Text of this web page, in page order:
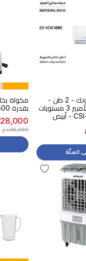
سبلت جداري شونك - 2 طن -
أنفيرتر - تحكم بالأمبير 3 مستويات
السلّة
بقدرة 1500 واط - ماروني
28,000 د.ع
35,000 د.ع